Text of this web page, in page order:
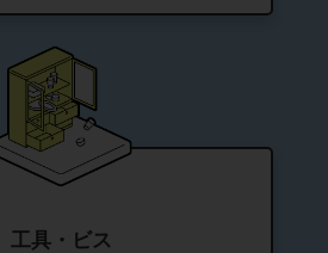
工具・ビス